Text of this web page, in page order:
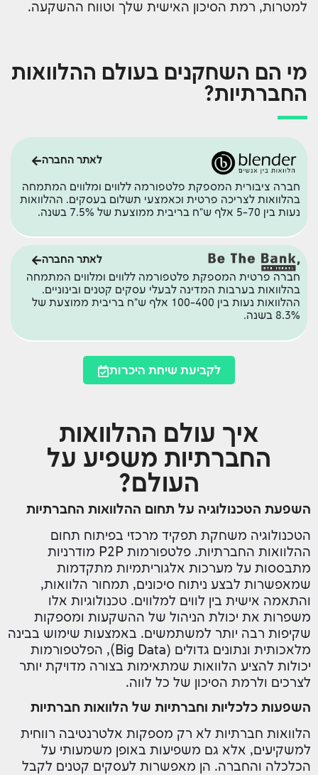
למטרות, רמת הסיכון האישית שלך וטווח ההשקעה.
מי הם השחקנים בעולם ההלוואות
החברתיות?
לאתר החברה
חברה ציבורית המספקת פלטפורמה ללווים ומלווים המתמחה
בהלוואות לצריכה פרטית וכאמצעי תשלום בעסקים. ההלוואות
נעות בין 5-70 אלף ש"ח בריבית ממוצעת של 7.5% בשנה.
לאתר החברה
חברה פרטית המספקת פלטפורמה ללווים ומלווים המתמחה
בהלוואות בערבות המדינה לבעלי עסקים קטנים ובינוניים.
ההלוואות נעות בין 100-400 אלף ש"ח בריבית ממוצעת של
8.3% בשנה.
לקביעת שיחת היכרות
איך עולם ההלוואות
החברתיות משפיע על
העולם?
השפעת הטכנולוגיה על תחום ההלוואות החברתיות
הטכנולוגיה משחקת תפקיד מרכזי בפיתוח תחום
ההלוואות החברתיות. פלטפורמות P2P מודרניות
מתבססות על מערכות אלגוריתמיות מתקדמות
שמאפשרות לבצע ניתוח סיכונים, תמחור הלוואות,
והתאמה אישית בין לווים למלווים. טכנולוגיות אלו
משפרות את יכולת הניהול של ההשקעות ומספקות
שקיפות רבה יותר למשתמשים. באמצעות שימוש בבינה
מלאכותית ונתונים גדולים (Big Data), הפלטפורמות
יכולות להציע הלוואות שמתאימות בצורה מדויקת יותר
לצרכים ולרמת הסיכון של כל לווה.
השפעות כלכליות וחברתיות של הלוואות חברתיות
הלוואות חברתיות לא רק מספקות אלטרנטיבה רווחית
למשקיעים, אלא גם משפיעות באופן משמעותי על
הכלכלה והחברה. הן מאפשרות לעסקים קטנים לקבל